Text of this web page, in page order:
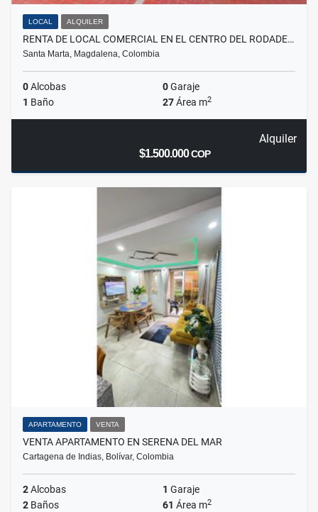
LOCAL ALQUILER
RENTA DE LOCAL COMERCIAL EN EL CENTRO DEL RODADE…
Santa Marta, Magdalena, Colombia
0Alcobas 0Garaje
1 Baño 27Área m2
Alquiler
$1.500.000COP
APARTAMENTO VENTA
VENTA APARTAMENTO EN SERENA DEL MAR
Cartagena de Indias, Bolívar, Colombia
2Alcobas 1 Garaje
2 Baños 61 Área m2